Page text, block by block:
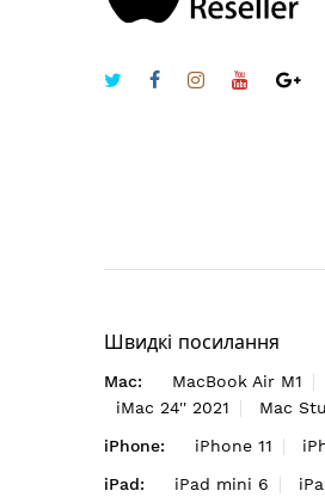
Швидкі посилання
Mac: MacBook Air M1
iMac 24'' 2021
Mac
iPhone:
iPhone 11
iPad:
iPad mini 6